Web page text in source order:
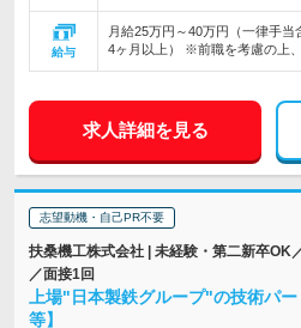
給与
月給25万円～40万円（一律手
4ヶ月以上） ※前職を考慮の上
求人詳細を見る
志望動機・自己PR不要
扶桑機工株式会社 | 未経験・第二新卒OK
／面接1回
上場"日本製鉄グループ"の技術パ
等】